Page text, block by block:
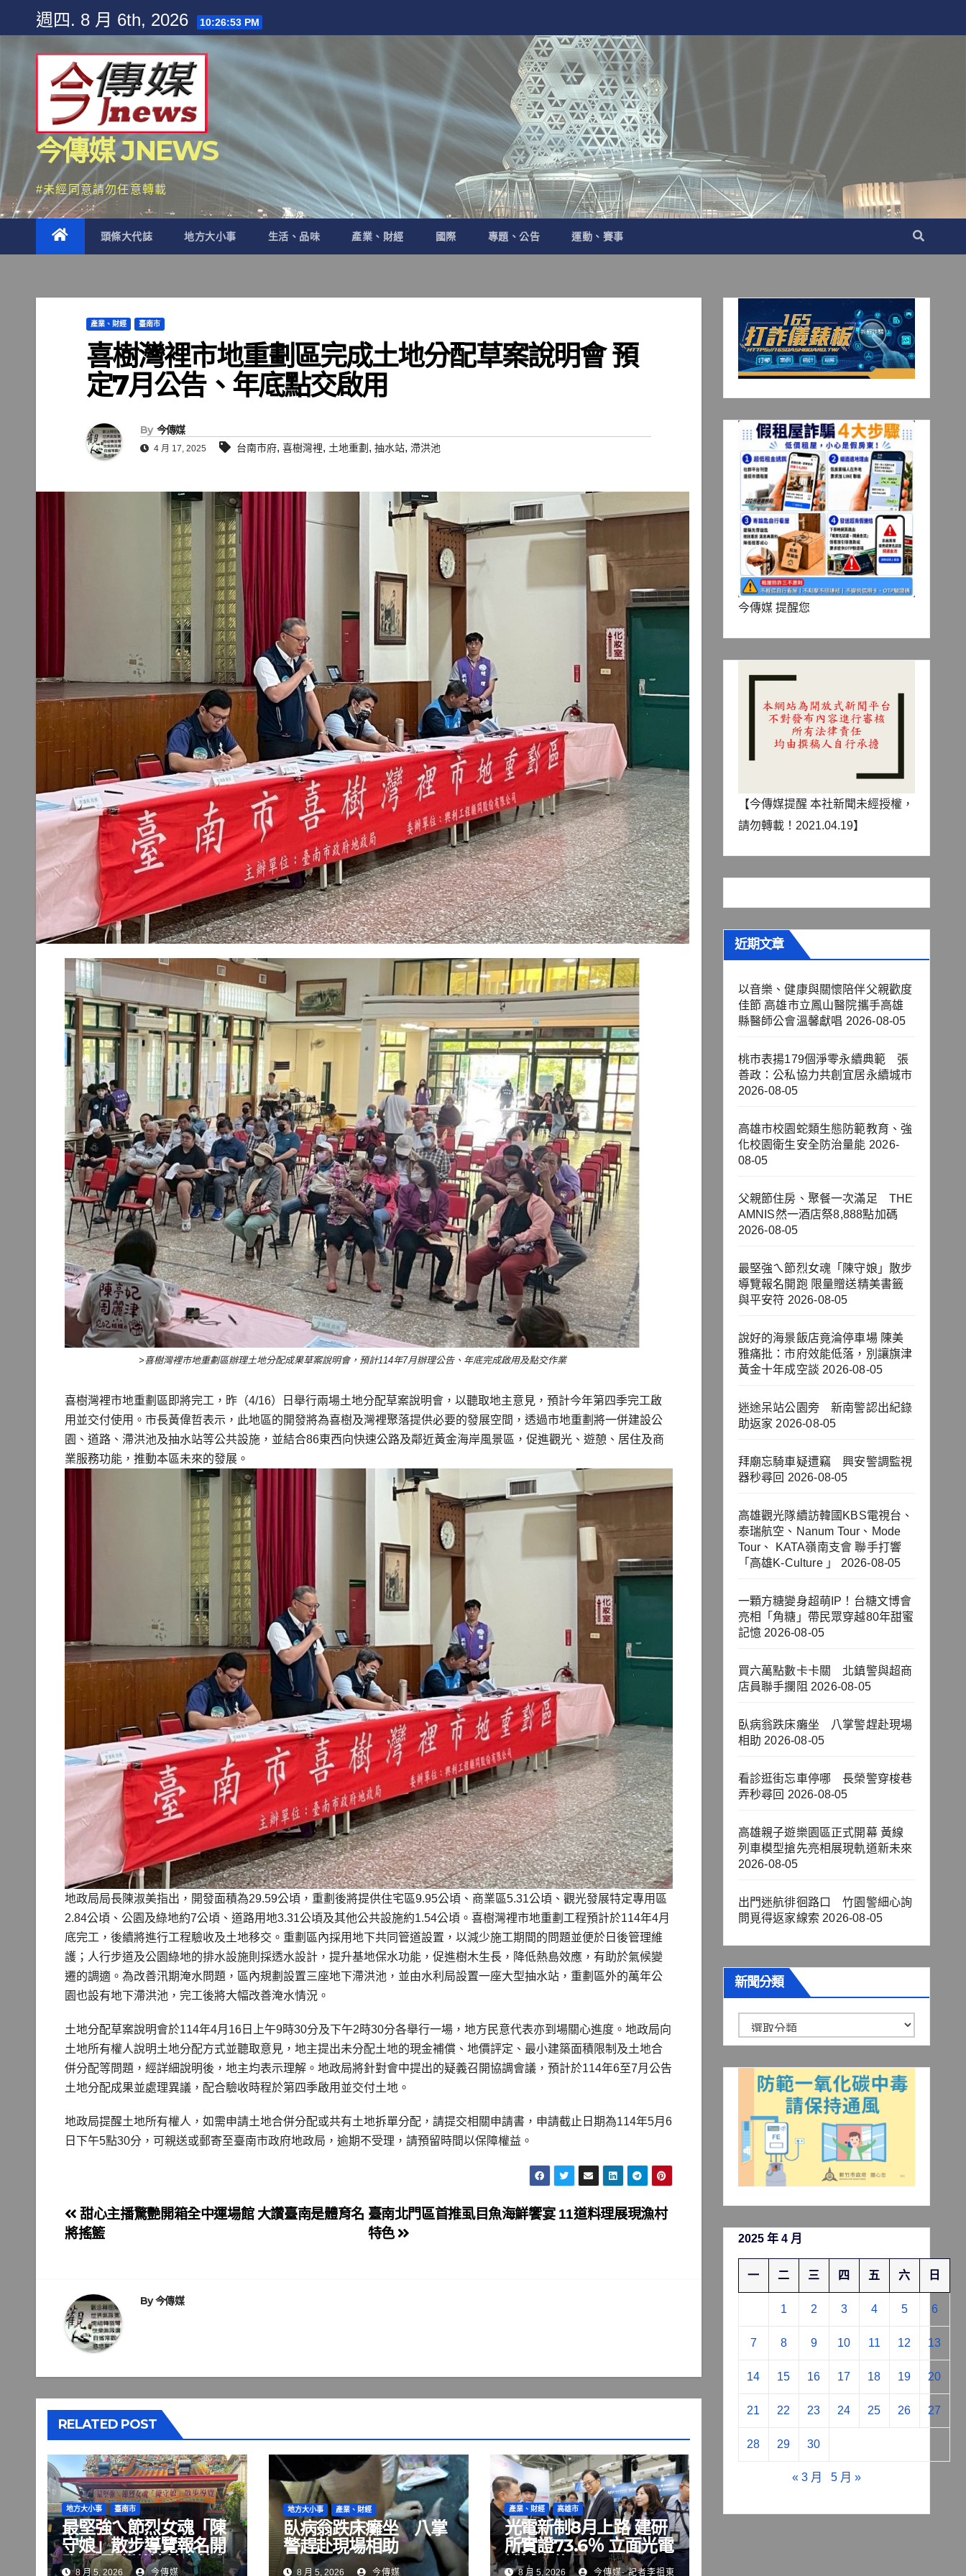
content
週四. 8 月 6th, 2026 10:26:55 PM
今傳媒 JNEWS
#未經同意請勿任意轉載
頭條大代誌 地方大小事 生活、品味 產業、財經 國際 專題、公告 運動、賽事
產業、財經 臺南市
喜樹灣裡市地重劃區完成土地分配草案說明會 預
定7月公告、年底點交啟用
By 今傳媒
4 月 17, 2025 台南市府, 喜樹灣裡, 土地重劃, 抽水站, 滯洪池
>喜樹灣裡市地重劃區辦理土地分配成果草案說明會，預計114年7月辦理公告、年底完成啟用及點交作業
喜樹灣裡市地重劃區即將完工，昨（4/16）日舉行兩場土地分配草案說明會，以聽取地主意見，預計今年第四季完工啟
用並交付使用。市長黃偉哲表示，此地區的開發將為喜樹及灣裡聚落提供必要的發展空間，透過市地重劃將一併建設公
園、道路、滯洪池及抽水站等公共設施，並結合86東西向快速公路及鄰近黃金海岸風景區，促進觀光、遊憩、居住及商
業服務功能，推動本區未來的發展。
地政局局長陳淑美指出，開發面積為29.59公頃，重劃後將提供住宅區9.95公頃、商業區5.31公頃、觀光發展特定專用區
2.84公頃、公園及綠地約7公頃、道路用地3.31公頃及其他公共設施約1.54公頃。喜樹灣裡市地重劃工程預計於114年4月
底完工，後續將進行工程驗收及土地移交。重劃區內採用地下共同管道設置，以減少施工期間的問題並便於日後管理維
護；人行步道及公園綠地的排水設施則採透水設計，提升基地保水功能，促進樹木生長，降低熱島效應，有助於氣候變
遷的調適。為改善汛期淹水問題，區內規劃設置三座地下滯洪池，並由水利局設置一座大型抽水站，重劃區外的萬年公
園也設有地下滯洪池，完工後將大幅改善淹水情況。
土地分配草案說明會於114年4月16日上午9時30分及下午2時30分各舉行一場，地方民意代表亦到場關心進度。地政局向
土地所有權人說明土地分配方式並聽取意見，地主提出未分配土地的現金補償、地價評定、最小建築面積限制及土地合
併分配等問題，經詳細說明後，地主均表示理解。地政局將針對會中提出的疑義召開協調會議，預計於114年6至7月公告
土地分配成果並處理異議，配合驗收時程於第四季啟用並交付土地。
地政局提醒土地所有權人，如需申請土地合併分配或共有土地拆單分配，請提交相關申請書，申請截止日期為114年5月6
日下午5點30分，可親送或郵寄至臺南市政府地政局，逾期不受理，請預留時間以保障權益。
文
章
覽
臺南北門區首推虱目魚海鮮饗宴 11道料理展現漁村
特色
甜心主播驚艷開箱全中運場館 大讚臺南是體育名
將搖籃
By今傳媒
RELATED POST
地方大小事 臺南市
最堅強ㄟ節烈女魂「陳
守娘」散步導覽報名開
跑 限量贈送精美書籤與
8 月 5, 2026 今傳媒
地方大小事 產業、財經
臥病翁跌床癱坐 八掌
警趕赴現場相助
8 月 5, 2026 今傳媒
產業、財經 高雄市
光電新制8月上路 建研
所實證73.6％ 立面光電
補城市綠電
8 月 5, 2026 今傳媒- 記者李祖東
今傳媒 提醒您
【今傳媒提醒 本社新聞未經授權，
請勿轉載！2021.04.19】
近期文章
以音樂、健康與關懷陪伴父親歡度
佳節 高雄市立鳳山醫院攜手高雄
縣醫師公會溫馨獻唱 2026-08-05
桃市表揚179個淨零永續典範 張
善政：公私協力共創宜居永續城市
2026-08-05
高雄市校園蛇類生態防範教育、強
化校園衛生安全防治量能 2026-
08-05
父親節住房、聚餐一次滿足 THE
AMNIS然一酒店祭8,888點加碼
2026-08-05
最堅強ㄟ節烈女魂「陳守娘」散步
導覽報名開跑 限量贈送精美書籤
與平安符 2026-08-05
說好的海景飯店竟淪停車場 陳美
雅痛批：市府效能低落，別讓旗津
黃金十年成空談 2026-08-05
迷途呆站公園旁 新南警認出紀錄
助返家 2026-08-05
拜廟忘騎車疑遭竊 興安警調監視
器秒尋回 2026-08-05
高雄觀光隊續訪韓國KBS電視台、
泰瑞航空、Nanum Tour、Mode
Tour、 KATA嶺南支會 聯手打響
「高雄K-Culture 」
2026-08-05
一顆方糖變身超萌IP！台糖文博會
亮相「角糖」帶民眾穿越80年甜蜜
記憶 2026-08-05
買六萬點數卡卡關 北鎮警與超商
店員聯手攔阻 2026-08-05
臥病翁跌床癱坐 八掌警趕赴現場
相助 2026-08-05
看診逛街忘車停哪 長榮警穿梭巷
弄秒尋回 2026-08-05
高雄親子遊樂園區正式開幕 黃線
列車模型搶先亮相展現軌道新未來
2026-08-05
出門迷航徘徊路口 竹園警細心詢
問覓得返家線索 2026-08-05
新聞分類
聞
分
2025 年 4 月
一 二 三 四 五 六 日
1 2 3 4 5 6
7 8 9 10 11 12 13
14 15 16 17 18 19 20
21 22 23 24 25 26 27
28 29 30
« 3 月 5 月 »